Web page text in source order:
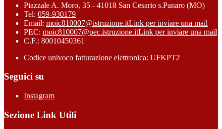
Piazzale A. Moro, 35 - 41018 San Cesario s.Panaro (MO)
Tel: 059-930179
Email: moic810007@istruzione.itLink per inviare una mail
PEC: moic810007@pec.istruzione.itLink per inviare una mail
C.F.: 80010450361
Codice univoco fatturazione elettronica: UFKPT2
Seguici su
Instagram
Sezione Link Utili